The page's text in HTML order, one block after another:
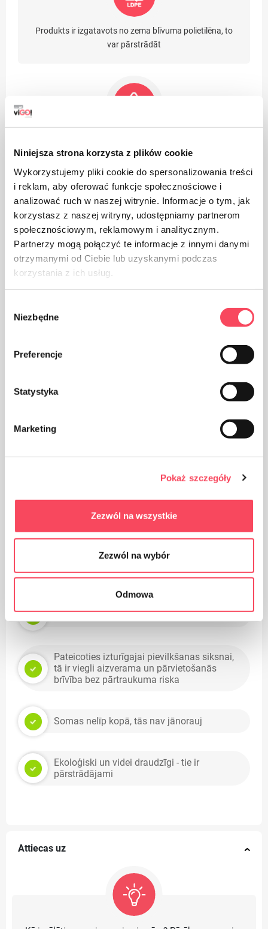
Niniejsza strona korzysta z plików cookie
Wykorzystujemy pliki cookie do spersonalizowania treści
i reklam, aby oferować funkcje społecznościowe i
analizować ruch w naszej witrynie. Informacje o tym, jak
korzystasz z naszej witryny, udostępniamy partnerom
społecznościowym, reklamowym i analitycznym.
Partnerzy mogą połączyć te informacje z innymi danymi
otrzymanymi od Ciebie lub uzyskanymi podczas
korzystania z ich usług.
zgody
Niezbędne
Preferencje
Statystyka
Marketing
Pokaż szczegóły
Zezwól na wszystkie
Zezwól na wybór
Odmowa
Produkts ir izgatavots no zema blīvuma polietilēna, to
var pārstrādāt
Rūpējieties par tīrību, izmetiet izlietotā produkta
iepakojumu atkritumu tvertnē
Spēcīgas, augstas kvalitātes somas
Lieliski piemērots jebkuras formas vidēja
izmēra groziem
Izturīgs un ērts lietošanā
Pateicoties izturīgajai pievilkšanas siksnai,
tā ir viegli aizverama un pārvietošanās
brīvība bez pārtraukuma riska
Somas nelīp kopā, tās nav jānorauj
Ekoloģiski un videi draudzīgi - tie ir
pārstrādājami
Attiecas uz